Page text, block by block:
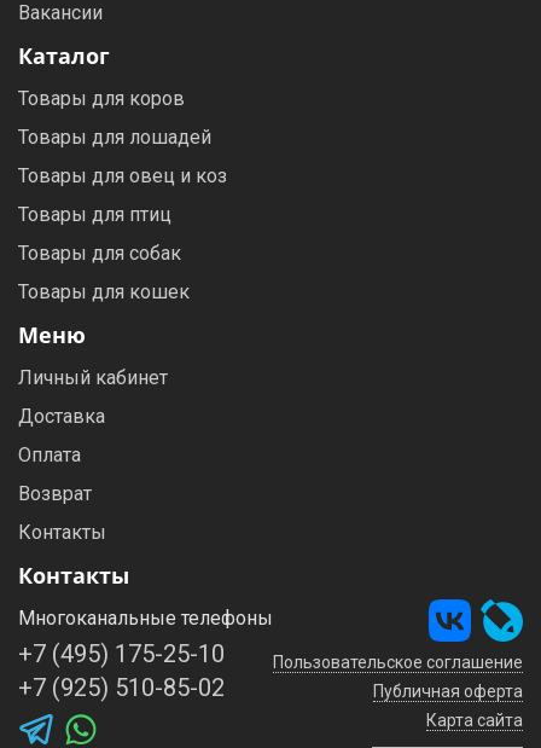
Вакансии
Каталог
Товары для коров
Товары для лошадей
Товары для овец и коз
Товары для птиц
Товары для собак
Товары для кошек
Меню
Личный кабинет
Доставка
Оплата
Возврат
Контакты
Контакты
Многоканальные телефоны
+7 (495) 175-25-10
+7 (925) 510-85-02
Пользовательское соглашение
Публичная оферта
Карта сайта